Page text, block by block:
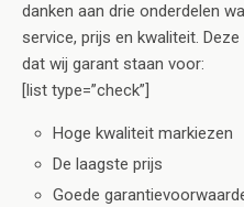
danken aan drie onderdelen
service, prijs en kwaliteit.
dat wij garant staan voor:
[list type=”check”]
Hoge kwaliteit markiezen
De laagste prijs
Goede